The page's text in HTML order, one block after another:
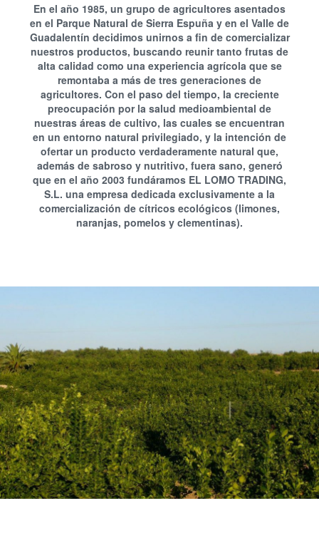
En el año 1985, un grupo de agricultores asentados
en el Parque Natural de Sierra Espuña y en el Valle de
Guadalentín decidimos unirnos a fin de comercializar
nuestros productos, buscando reunir tanto frutas de
alta calidad como una experiencia agrícola que se
remontaba a más de tres generaciones de
agricultores. Con el paso del tiempo, la creciente
preocupación por la salud medioambiental de
nuestras áreas de cultivo, las cuales se encuentran
en un entorno natural privilegiado, y la intención de
ofertar un producto verdaderamente natural que,
además de sabroso y nutritivo, fuera sano, generó
que en el año 2003 fundáramos EL LOMO TRADING,
S.L. una empresa dedicada exclusivamente a la
comercialización de cítricos ecológicos (limones,
naranjas, pomelos y clementinas).